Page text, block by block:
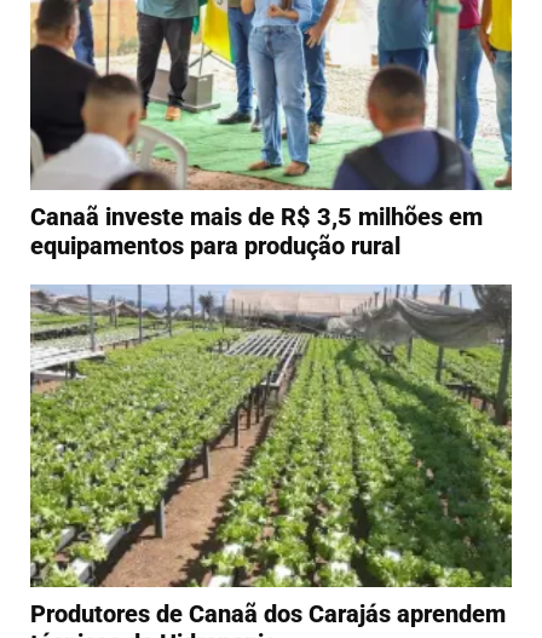
Canaã investe mais de R$ 3,5 milhões em
equipamentos para produção rural
Produtores de Canaã dos Carajás aprendem